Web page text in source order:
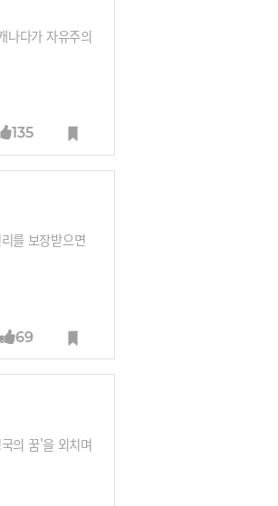
나다가 자유주의
135
를 보장받으면
69
의 꿈'을 외치며